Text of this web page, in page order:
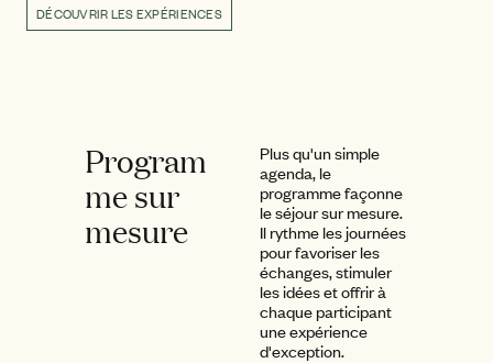
DÉCOUVRIR LES EXPÉRIENCES
Program
me sur
mesure
Plus qu'un simple
agenda, le
programme façonne
le séjour sur mesure.
Il rythme les journées
pour favoriser les
échanges, stimuler
les idées et offrir à
chaque participant
une expérience
d'exception.